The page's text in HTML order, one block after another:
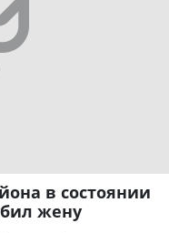
в состоянии
жену